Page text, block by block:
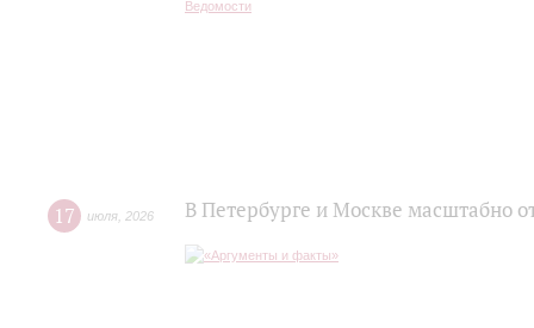
17 июля 2026 В Петербурге и Москве масштабно